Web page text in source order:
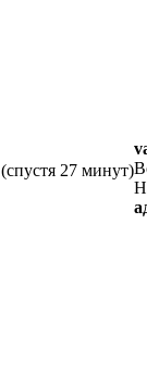
(спустя 27 минут)